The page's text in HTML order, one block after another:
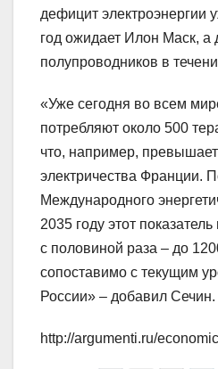
дефицит электроэнергии
год ожидает Илон Маск, а
полупроводников в
«Уже сегодня во всем
потребляют около 500
что, например,
электричества Франции.
Международного
2035 году этот
с половиной раза – до
сопоставимо с текущим
России» – добавил Сечин.
http://argumenti.ru/